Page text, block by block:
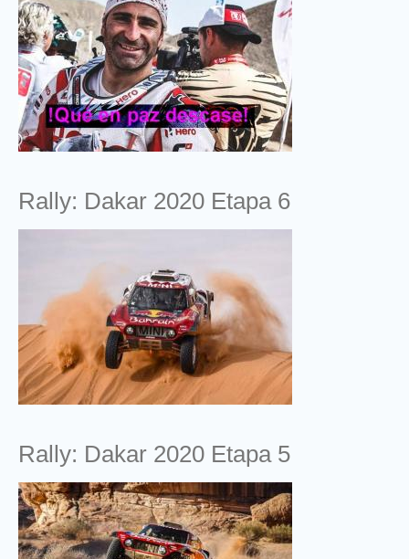
Rally: Dakar 2020 Etapa 6
Rally: Dakar 2020 Etapa 5